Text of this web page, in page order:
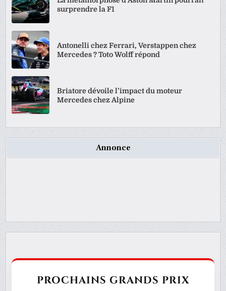
surprendre la F1
Antonelli chez Ferrari, Verstappen chez
Mercedes ? Toto Wolff répond
Briatore dévoile l’impact du moteur
Mercedes chez Alpine
Annonce
PROCHAINS GRANDS PRIX